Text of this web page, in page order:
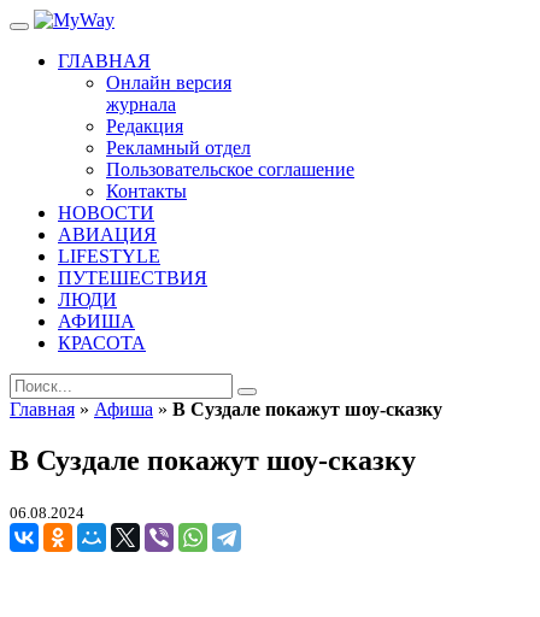
ГЛАВНАЯ
Онлайн версия
журнала
Редакция
Рекламный отдел
Пользовательское соглашение
Контакты
НОВОСТИ
АВИАЦИЯ
LIFESTYLE
ПУТЕШЕСТВИЯ
ЛЮДИ
АФИША
КРАСОТА
Главная » Афиша » В Суздале покажут шоу-сказку
В Суздале покажут шоу-сказку
06.08.2024